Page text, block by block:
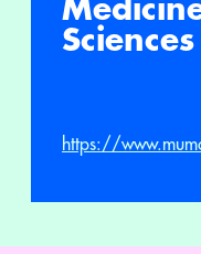
https://